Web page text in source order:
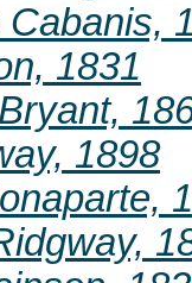
Cabanis,
1831
1898